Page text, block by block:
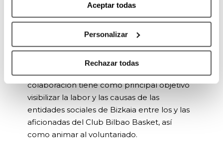
Aceptar todas
Personalizar
Rechazar todas
La integración y adaptación al medio social:
UN PARTIDO, UNA CAUSA
“Un partido una causa” es un proyecto en
colaboración tiene como principal objetivo
visibilizar la labor y las causas de las
entidades sociales de Bizkaia entre los y las
aficionadas del Club Bilbao Basket, así
como animar al voluntariado.